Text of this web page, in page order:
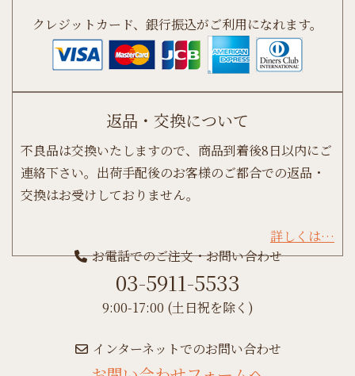
クレジットカード、銀行振込がご利用になれます。
返品・交換について
不良品は交換いたしますので、商品到着後8日以内にご
連絡下さい。出荷手配後のお客様のご都合での返品・
交換はお受けしておりません。
詳しくは…
お電話でのご注文・お問い合わせ
03-5911-5533
9:00-17:00 (土日祝を除く)
インターネットでのお問い合わせ